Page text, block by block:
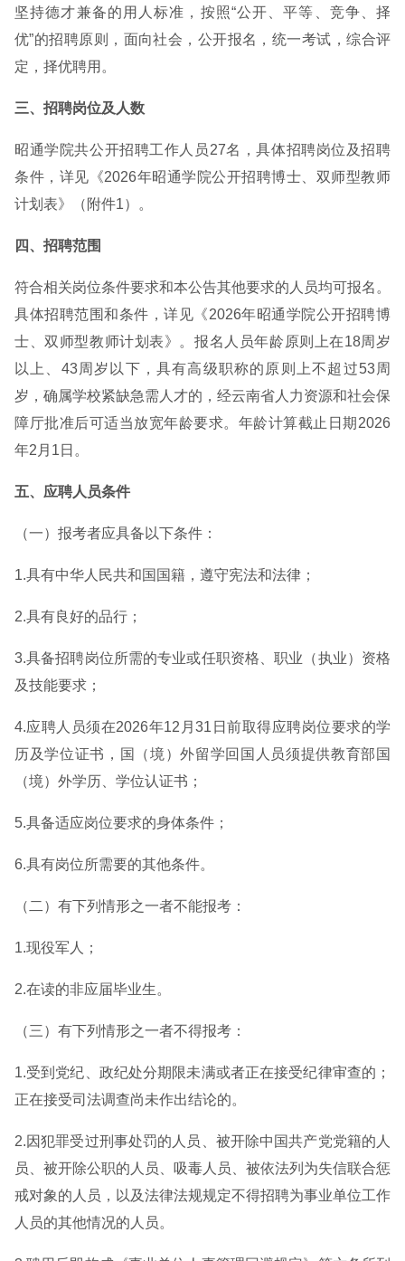
坚持德才兼备的用人标准，按照“公开、平等、竞争、择
优”的招聘原则，面向社会，公开报名，统一考试，综合评
定，择优聘用。
三、招聘岗位及人数
昭通学院共公开招聘工作人员27名，具体招聘岗位及招聘
条件，详见《2026年昭通学院公开招聘博士、双师型教师
计划表》（附件1）。
四、招聘范围
符合相关岗位条件要求和本公告其他要求的人员均可报名。
具体招聘范围和条件，详见《2026年昭通学院公开招聘博
士、双师型教师计划表》。报名人员年龄原则上在18周岁
以上、43周岁以下，具有高级职称的原则上不超过53周
岁，确属学校紧缺急需人才的，经云南省人力资源和社会保
障厅批准后可适当放宽年龄要求。年龄计算截止日期2026
年2月1日。
五、应聘人员条件
（一）报考者应具备以下条件：
1.具有中华人民共和国国籍，遵守宪法和法律；
2.具有良好的品行；
3.具备招聘岗位所需的专业或任职资格、职业（执业）资格
及技能要求；
4.应聘人员须在2026年12月31日前取得应聘岗位要求的学
历及学位证书，国（境）外留学回国人员须提供教育部国
（境）外学历、学位认证书；
5.具备适应岗位要求的身体条件；
6.具有岗位所需要的其他条件。
（二）有下列情形之一者不能报考：
1.现役军人；
2.在读的非应届毕业生。
（三）有下列情形之一者不得报考：
1.受到党纪、政纪处分期限未满或者正在接受纪律审查的；
正在接受司法调查尚未作出结论的。
2.因犯罪受过刑事处罚的人员、被开除中国共产党党籍的人
员、被开除公职的人员、吸毒人员、被依法列为失信联合惩
戒对象的人员，以及法律法规规定不得招聘为事业单位工作
人员的其他情况的人员。